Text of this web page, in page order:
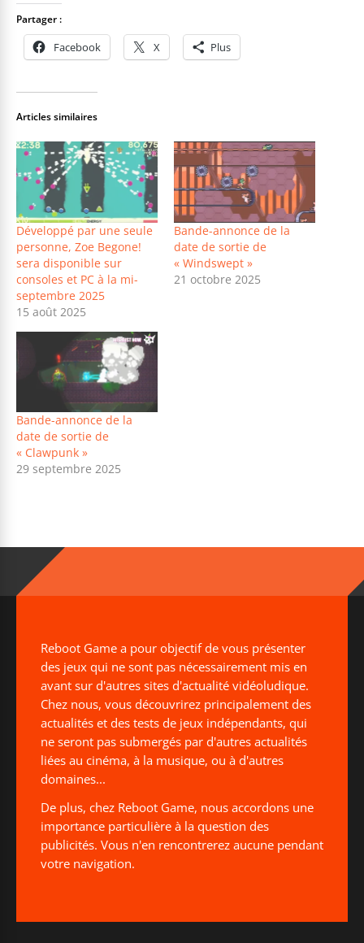
Partager :
Facebook X Plus
Articles similaires
Développé par une seule
personne, Zoe Begone!
sera disponible sur
consoles et PC à la mi-
septembre 2025
15 août 2025
Bande-annonce de la
date de sortie de
« Windswept »
21 octobre 2025
Bande-annonce de la
date de sortie de
« Clawpunk »
29 septembre 2025
Reboot Game a pour objectif de vous présenter
des jeux qui ne sont pas nécessairement mis en
avant sur d'autres sites d'actualité vidéoludique.
Chez nous, vous découvrirez principalement des
actualités et des tests de jeux indépendants, qui
ne seront pas submergés par d'autres actualités
liées au cinéma, à la musique, ou à d'autres
domaines...
De plus, chez Reboot Game, nous accordons une
importance particulière à la question des
publicités. Vous n'en rencontrerez aucune pendant
votre navigation.